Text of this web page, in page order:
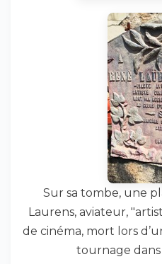
Sur sa tombe, une
Laurens, aviateur,
de cinéma, mort lors
tournage dans